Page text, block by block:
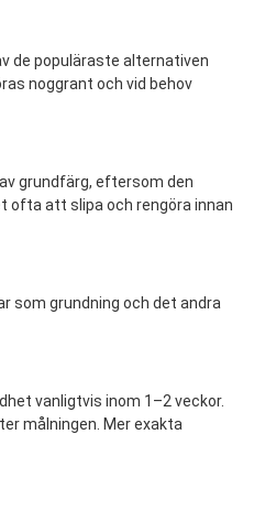
de populäraste alternativen
noggrant och vid behov
grundfärg, eftersom den
ofta att slipa och rengöra innan
som grundning och det andra
vanligtvis inom 1–2 veckor.
målningen. Mer exakta